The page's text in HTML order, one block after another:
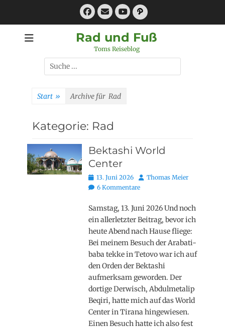
Facebook
E-
MailYouTube
Pfad
Rad und Fuß
Toms Reiseblog
Suchen
nach:
Start » Archive für Rad
Kategorie: Rad
Bektashi World
Center
Posted
on
13. Juni 2026 AutorThomas Meier
6 Kommentare
Samstag, 13. Juni 2026 Und noch
ein allerletzter Beitrag, bevor ich
heute Abend nach Hause fliege:
Bei meinem Besuch der Arabati-
baba tekke in Tetovo war ich auf
den Orden der Bektashi
aufmerksam geworden. Der
dortige Derwisch, Abdulmetalip
Beqiri, hatte mich auf das World
Center in Tirana hingewiesen.
Einen Besuch hatte ich also fest